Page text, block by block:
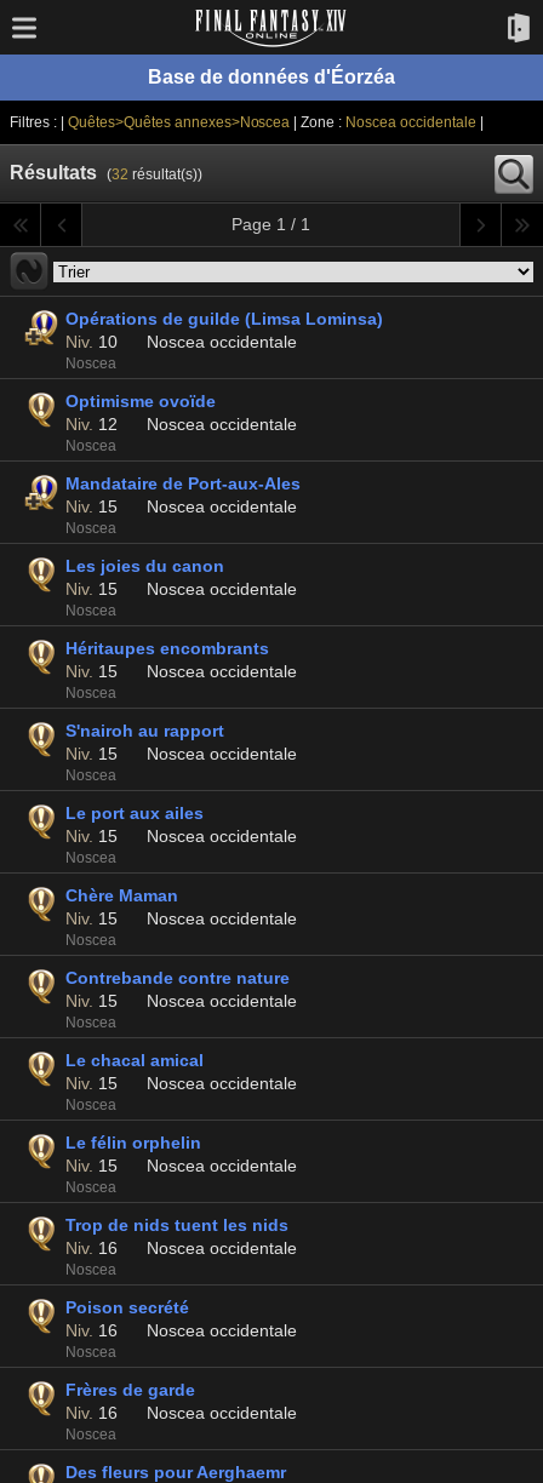
Base de données d'Éorzéa
Filtres : | Quêtes>Quêtes annexes>Noscea | Zone : Noscea occidentale
Résultats (32 résultat(s))
Page 1 / 1
Opérations de guilde (Limsa Lominsa)
Niv. 10 Noscea occidentale
Noscea
Optimisme ovoïde
Niv. 12 Noscea occidentale
Noscea
Mandataire de Port-aux-Ales
Niv. 15 Noscea occidentale
Noscea
Les joies du canon
Niv. 15 Noscea occidentale
Noscea
Héritaupes encombrants
Niv. 15 Noscea occidentale
Noscea
S'nairoh au rapport
Niv. 15 Noscea occidentale
Noscea
Le port aux ailes
Niv. 15 Noscea occidentale
Noscea
Chère Maman
Niv. 15 Noscea occidentale
Noscea
Contrebande contre nature
Niv. 15 Noscea occidentale
Noscea
Le chacal amical
Niv. 15 Noscea occidentale
Noscea
Le félin orphelin
Niv. 15 Noscea occidentale
Noscea
Trop de nids tuent les nids
Niv. 16 Noscea occidentale
Noscea
Poison secrété
Niv. 16 Noscea occidentale
Noscea
Frères de garde
Niv. 16 Noscea occidentale
Noscea
Des fleurs pour Aerghaemr